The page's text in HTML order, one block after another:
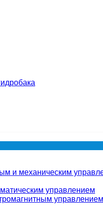
и механическим
управлением
управлением